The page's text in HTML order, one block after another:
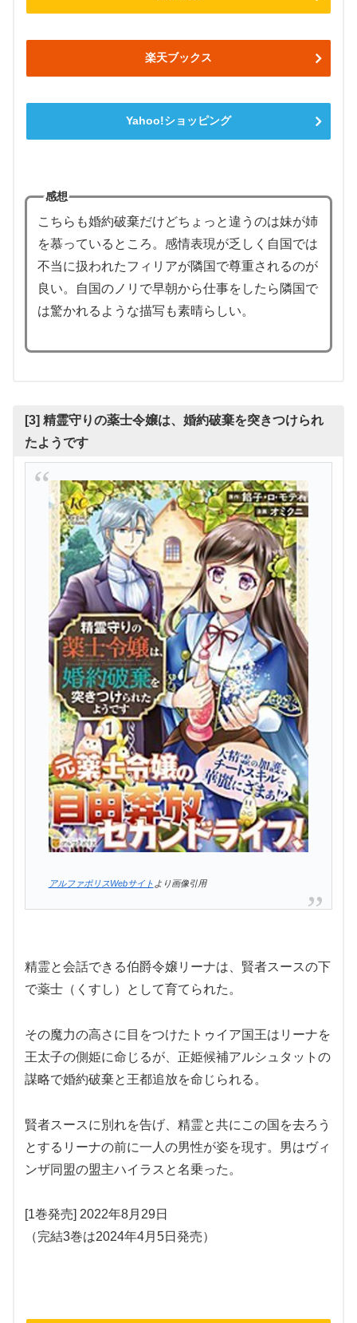
楽天ブックス
Yahoo!ショッピング
感想
こちらも婚約破棄だけどちょっと違うのは妹が姉
を慕っているところ。感情表現が乏しく自国では
不当に扱われたフィリアが隣国で尊重されるのが
良い。自国のノリで早朝から仕事をしたら隣国で
は驚かれるような描写も素晴らしい。
[3] 精霊守りの薬士令嬢は、婚約破棄を突きつけられ
たようです
アルファポリスWebサイト より画像引用
精霊と会話できる伯爵令嬢リーナは、賢者スースの下
で薬士（くすし）として育てられた。
その魔力の高さに目をつけたトゥイア国王はリーナを
王太子の側姫に命じるが、正姫候補アルシュタットの
謀略で婚約破棄と王都追放を命じられる。
賢者スースに別れを告げ、精霊と共にこの国を去ろう
とするリーナの前に一人の男性が姿を現す。男はヴィ
ンザ同盟の盟主ハイラスと名乗った。
[1巻発売] 2022年8月29日
（完結3巻は2024年4月5日発売）